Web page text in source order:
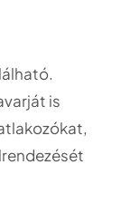
is